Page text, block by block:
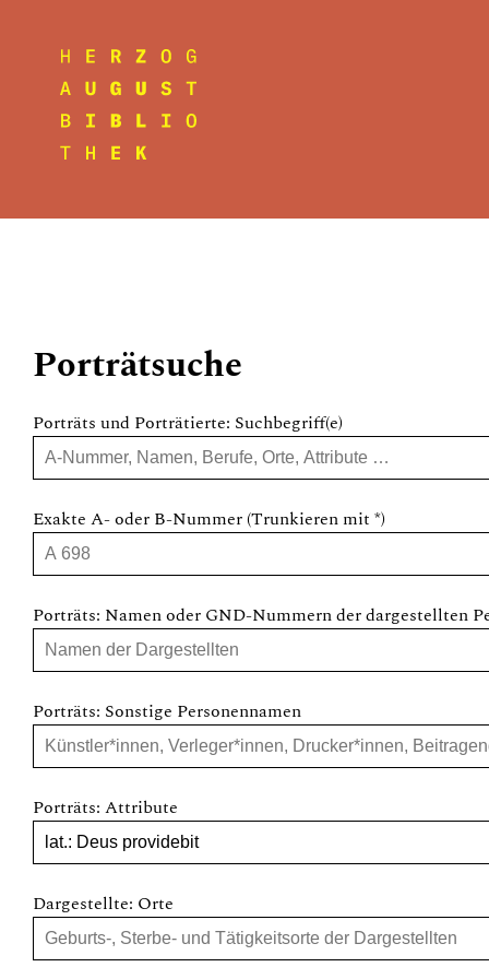
Porträtsuche
Porträts und Porträtierte: Suchbegriff(e)
Exakte A- oder B-Nummer (Trunkieren mit *)
Porträts: Namen oder GND-Nummern der dargestellten
Porträts: Sonstige Personennamen
Porträts: Attribute
Dargestellte: Orte